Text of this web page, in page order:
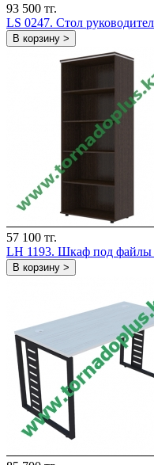
93 500 тг.
LS 0247. Стол
В корзину >
57 100 тг.
LH 1193. Шкаф под файлы
В корзину >